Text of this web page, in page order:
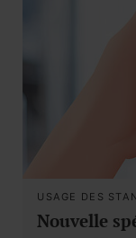
USAGE DES
Nouvelle